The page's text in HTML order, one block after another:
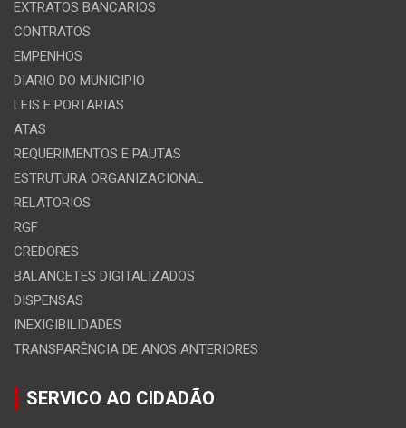
EXTRATOS BANCARIOS
CONTRATOS
EMPENHOS
DIARIO DO MUNICIPIO
LEIS E PORTARIAS
ATAS
REQUERIMENTOS E PAUTAS
ESTRUTURA ORGANIZACIONAL
RELATORIOS
RGF
CREDORES
BALANCETES DIGITALIZADOS
DISPENSAS
INEXIGIBILIDADES
TRANSPARÊNCIA DE ANOS ANTERIORES
SERVICO AO CIDADÃO